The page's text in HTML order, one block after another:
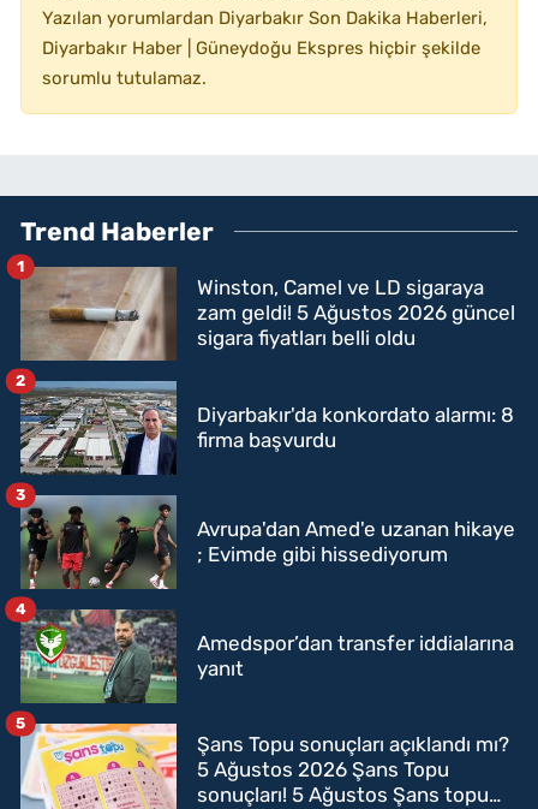
Yazılan yorumlardan Diyarbakır Son Dakika Haberleri,
Diyarbakır Haber | Güneydoğu Ekspres hiçbir şekilde
sorumlu tutulamaz.
Trend Haberler
Winston, Camel ve LD sigaraya
zam geldi! 5 Ağustos 2026 güncel
sigara fiyatları belli oldu
1
Diyarbakır'da konkordato alarmı: 8
firma başvurdu
2
Avrupa'dan Amed'e uzanan hikaye
; Evimde gibi hissediyorum
3
Amedspor’dan transfer iddialarına
yanıt
4
Şans Topu sonuçları açıklandı mı?
5 Ağustos 2026 Şans Topu
sonuçları! 5 Ağustos Şans topu
5